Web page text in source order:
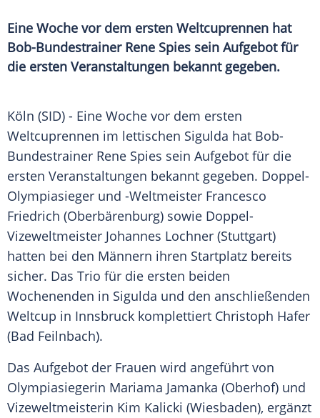
Eine Woche vor dem ersten Weltcuprennen hat
Bob-Bundestrainer Rene Spies sein Aufgebot für
die ersten Veranstaltungen bekannt gegeben.
Köln (SID) - Eine Woche vor dem ersten
Weltcuprennen im lettischen Sigulda hat Bob-
Bundestrainer Rene Spies sein Aufgebot für die
ersten Veranstaltungen bekannt gegeben. Doppel-
Olympiasieger und -Weltmeister Francesco
Friedrich (Oberbärenburg) sowie Doppel-
Vizeweltmeister Johannes Lochner (Stuttgart)
hatten bei den Männern ihren Startplatz bereits
sicher. Das Trio für die ersten beiden
Wochenenden in Sigulda und den anschließenden
Weltcup in Innsbruck komplettiert Christoph Hafer
(Bad Feilnbach).
Das Aufgebot der Frauen wird angeführt von
Olympiasiegerin Mariama Jamanka (Oberhof) und
Vizeweltmeisterin Kim Kalicki (Wiesbaden), ergänzt